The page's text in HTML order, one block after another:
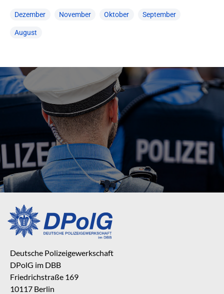
Dezember November Oktober September
August
Deutsche Polizeigewerkschaft
DPolG im DBB
Friedrichstraße 169
10117 Berlin